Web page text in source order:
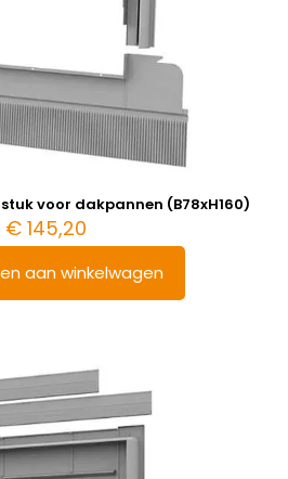
voor dakpannen (B78xH160)
€145,20
aan winkelwagen